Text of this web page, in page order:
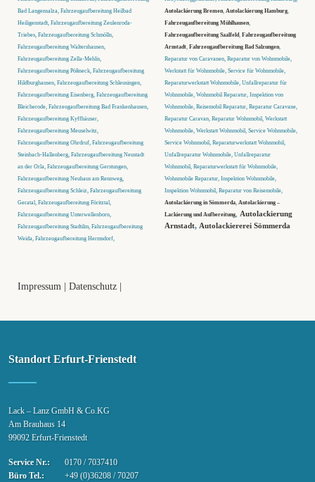
Bad Langensalza, Fahrzeugaufbereitung Heilbad
Heiligenstadt, Fahrzeugaufbereitung Zeulenroda-
Triebes, Fahrzeugaufbereitung Schmölln,
Fahrzeugaufbereitung Waltershausen,
Fahrzeugaufbereitung Zella-Mehlis,
Fahrzeugaufbereitung Pößneck, Fahrzeugaufbereitung
Hildburghausen, Fahrzeugaufbereitung Schleusingen,
Fahrzeugaufbereitung Eisenberg, Fahrzeugaufbereitung
Bleicherode, Fahrzeugaufbereitung Bad Frankenhausen,
Fahrzeugaufbereitung Kyffhäuser,
Fahrzeugaufbereitung Meuselwitz,
Fahrzeugaufbereitung Ohrdruf, Fahrzeugaufbereitung
Steinbach-Hallenberg, Fahrzeugaufbereitung Neustadt
an der Orla, Fahrzeugaufbereitung Gerstungen,
Fahrzeugaufbereitung Neuhaus am Rennweg,
Fahrzeugaufbereitung Schleiz, Fahrzeugaufbereitung
Geratal, Fahrzeugaufbereitung Föritztal,
Fahrzeugaufbereitung Unterwellenborn,
Fahrzeugaufbereitung Stadtilm, Fahrzeugaufbereitung
Weida, Fahrzeugaufbereitung Hermsdorf,
Autolackierung Bremen Autolackierung Hamburg
Fahrzeugaufbereitung Mühlhausen
Fahrzeugaufbereitung Saalfeld Fahrzeugaufbereitung
Arnstadt Fahrzeugaufbereitung Bad Salzungen
Reparatur von Caravanen, Reparatur von Wohnmobile,
Werkstatt für Wohnmobile, Service für Wohnmobile,
Reparaturwerkstatt Wohnmobile, Unfallreparatur für
Wohnmobile, Wohnmobil Reparatur, Inspektion von
Wohnmobile, Reisemobil Reparatur, Reparatur Caravane,
Reparatur Caravan, Reparatur Wohnmobil, Werkstatt
Wohnmobile, Werkstatt Wohnmobil, Service Wohnmobile,
Service Wohnmobil, Reparaturwerkstatt Wohnmobil,
Unfallreparatur Wohnmobile, Unfallreparatur
Wohnmobil, Reparaturwerkstatt für Wohnmobile,
Wohnmobile Reparatur, Inspektion Wohnmobile,
Inspektion Wohnmobil, Reparatur von Reisemobile,
Autolackierung in Sömmerda Autolackierung –
Lackierung und Aufbereitung
Autolackierung
Arnstadt, Autolackiererei Sömmerda
Impressum | Datenschutz |
Standort Erfurt-Frienstedt
Lack – Lanz GmbH & Co.KG
Am Brauhaus 14
99092 Erfurt-Frienstedt
Service Nr.:
0170 / 7037410
Büro Tel.:
+49 (0)36208 / 70207